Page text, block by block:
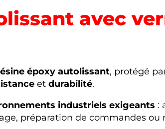
avec
époxy autolissant, protégé
etdurabilité.
industriels exigeants :
préparation de commandes ou